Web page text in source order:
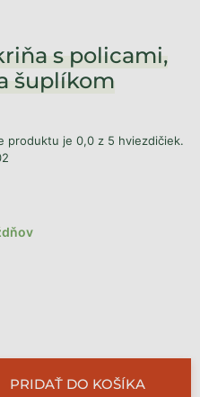
s policami,
šuplíkom
produktu je 0,0 z 5 hviezdičiek.
PRIDAŤ DO KOŠÍKA